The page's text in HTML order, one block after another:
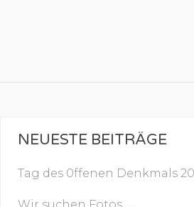
NEUESTE BEITRÄGE
Tag des 0ffenen Denkmals
Wir suchen Fotos, …